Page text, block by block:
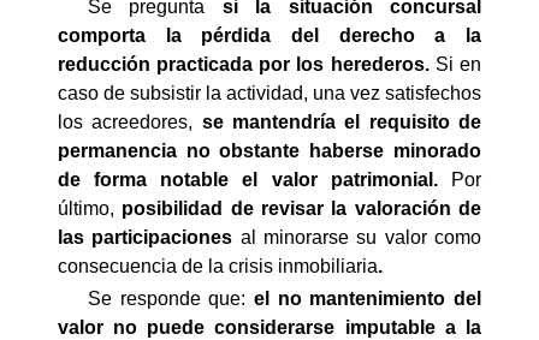
Se pregunta  si la situación concursal
comporta la pérdida del derecho a la
reducción practicada por los herederos.Si en
caso de subsistir la actividad, una vez satisfechos
los acreedores, se mantendría el requisito de
permanencia no obstante haberse minorado
de forma notable el valor patrimonial.Por
último, posibilidad de revisar la valoración de
las participaciones al minorarse su valor como
consecuencia de la crisis inmobiliaria.
Se responde que: el no mantenimiento del
valor no puede considerarse imputable a la